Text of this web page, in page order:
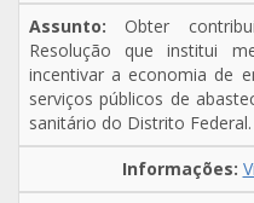
Obter
Resolução que institui
incentivar a economia de
serviços públicos de
sanitário do Distrito Federal.